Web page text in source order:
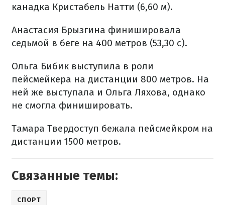
канадка Кристабель Натти (6,60 м).
Анастасия Брызгина финишировала
седьмой в беге на 400 метров (53,30 с).
Ольга Бибик выступила в роли
пейсмейкера на дистанции 800 метров. На
ней же выступала и Ольга Ляхова, однако
не смогла финишировать.
Тамара Твердоступ бежала пейсмейкром на
дистанции 1500 метров.
Связанные темы:
СПОРТ